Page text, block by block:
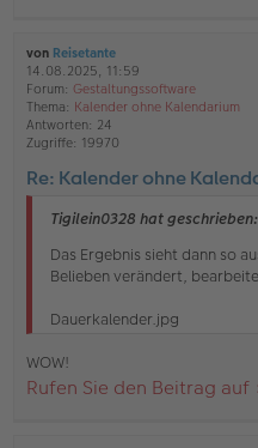
von Reisetante
14.08.2025, 11:59
Forum: Gestaltungssoftware
Thema: Kalender ohne Kalendarium
Antworten: 24
Zugriffe: 19970
Re: Kalender ohne
Tigilein0328 hat geschrieben:
Das Ergebnis sieht dann so
Belieben verändert,
Dauerkalender.jpg
WOW!
Rufen Sie den Beitrag auf